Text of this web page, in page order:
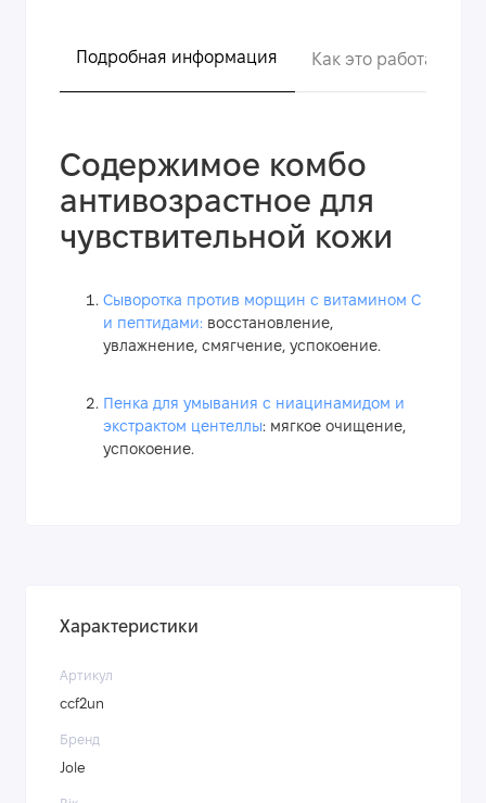
Подробная информация Как это работает?
Содержимое комбо
антивозрастное для
чувствительной кожи
Сыворотка против морщин с витамином C
и пептидами: восстановление,
увлажнение, смягчение, успокоение.
Пенка для умывания с ниацинамидом и
экстрактом центеллы: мягкое очищение,
успокоение.
Характеристики
Артикул
cсf2un
Бренд
Jole